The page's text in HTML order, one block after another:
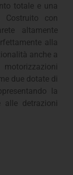
totale e una
Costruito con
altamente
alla
anche a
due dotate di
la
detrazioni